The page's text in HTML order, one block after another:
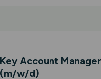
Key Account Manager
(m/w/d)